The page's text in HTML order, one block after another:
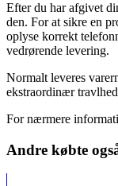
Efter du har afgivet
den. For at sikre en
oplyse korrekt
vedrørende levering.
Normalt leveres
ekstraordinær
For nærmere
Andre købte